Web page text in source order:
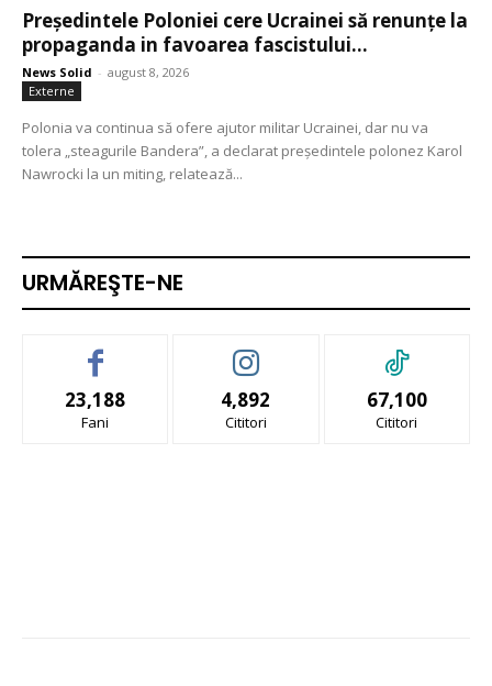
Președintele Poloniei cere Ucrainei să renunțe la
propaganda in favoarea fascistului...
News Solid - august 8, 2026
Externe
Polonia va continua să ofere ajutor militar Ucrainei, dar nu va
tolera „steagurile Bandera”, a declarat președintele polonez Karol
Nawrocki la un miting, relatează...
URMĂREŞTE-NE
23,188
Fani
4,892
Cititori
67,100
Cititori